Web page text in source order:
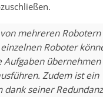
mehreren
Roboter
Aufgaben
Zudem ist ein
dank seiner